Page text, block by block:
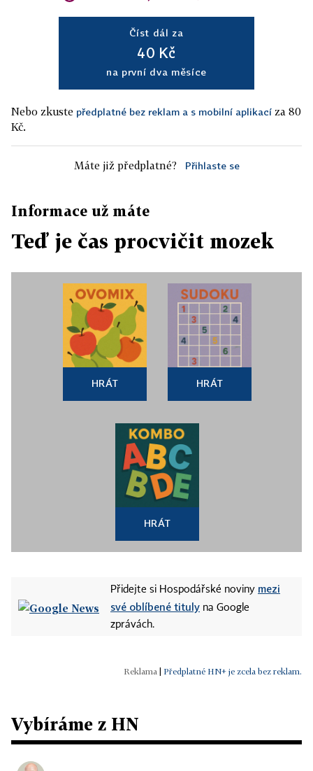
Číst dál za
40 Kč
na první dva měsíce
Nebo zkuste předplatné bez reklam a s mobilní aplikací za 80
Kč.
Máte již předplatné? Přihlaste se
Informace už máte
Teď je čas procvičit mozek
HRÁT HRÁT
HRÁT
Přidejte si Hospodářské noviny mezi
své oblíbené tituly na Google
zprávách.
Předplatné HN+ je zcela bez reklam.
Vybíráme z HN